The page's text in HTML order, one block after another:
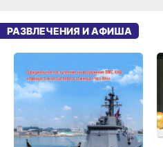
РАЗВЛЕЧЕНИЯ И АФИША